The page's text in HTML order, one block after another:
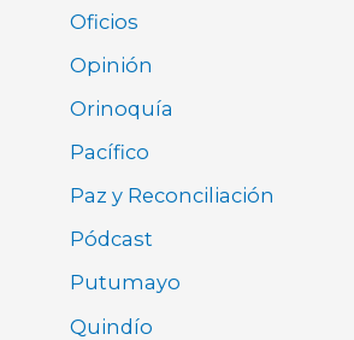
Oficios
Opinión
Orinoquía
Pacífico
Paz y Reconciliación
Pódcast
Putumayo
Quindío